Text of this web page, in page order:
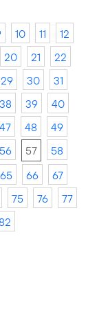
10 11
12
20 21
22
29 30
31
38 39
40
47 48
49
56 57
58
65 66
67
75 76
77
82